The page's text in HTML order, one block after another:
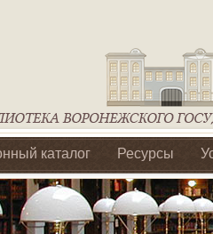
каталог Ресурсы
отделения